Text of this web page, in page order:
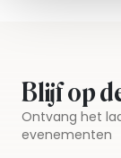
Blijf op
Ontvang het
evenementen